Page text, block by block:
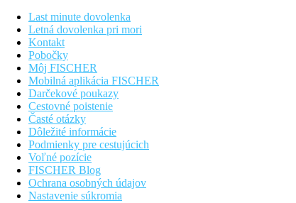
Last minute dovolenka
Letná dovolenka pri mori
Kontakt
Pobočky
Môj FISCHER
Mobilná aplikácia FISCHER
Darčekové poukazy
Cestovné poistenie
Časté otázky
Dôležité informácie
Podmienky pre cestujúcich
Voľné pozície
FISCHER Blog
Ochrana osobných údajov
Nastavenie súkromia